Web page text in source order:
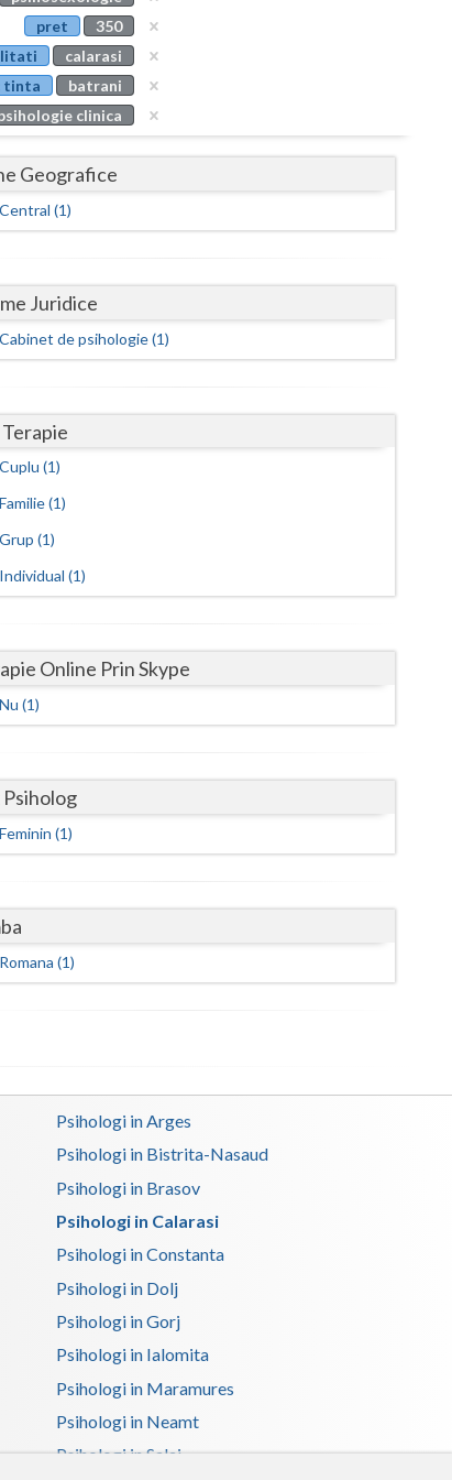
Buzau
Calarasi
Caras-Severin
Covasna
Dolj
Galati
Giurgiu
Gorj
Ilfov
Neamt
Salaj
Suceava
Teleorman
Timis
Tulcea
Valcea
Vaslui
Vrancea
pret
350
calarasi
tinta
batrani
clinica
Geografice
Central (1)
Juridice
Cabinet de psihologie (1)
Cuplu (1)
Familie (1)
Grup (1)
Individual (1)
Online Prin Skype
Nu (1)
Psiholog
Feminin (1)
Romana (1)
Psihologi in Arges
Psihologi in Bistrita-Nasaud
Psihologi in Brasov
Psihologi in Calarasi
Psihologi in Constanta
Psihologi in Dolj
Psihologi in Gorj
Psihologi in Ialomita
Psihologi in Maramures
Psihologi in Neamt
Psihologi in Salaj